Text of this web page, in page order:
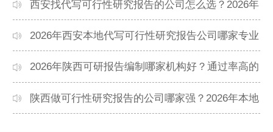
西安找代写可行性研究报告的公司怎么选？2026年
本地高口碑机构排名
2026年西安本地代写可行性研究报告公司哪家专业
靠谱？正规团队推荐
2026年陕西可研报告编制哪家机构好？通过率高的
本地公司推荐
陕西做可行性研究报告的公司哪家强？2026年本地